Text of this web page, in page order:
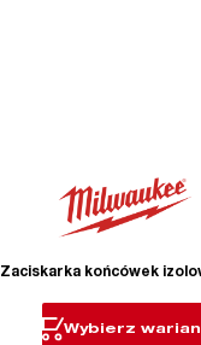
Zaciskarka końcówek
Wybierz